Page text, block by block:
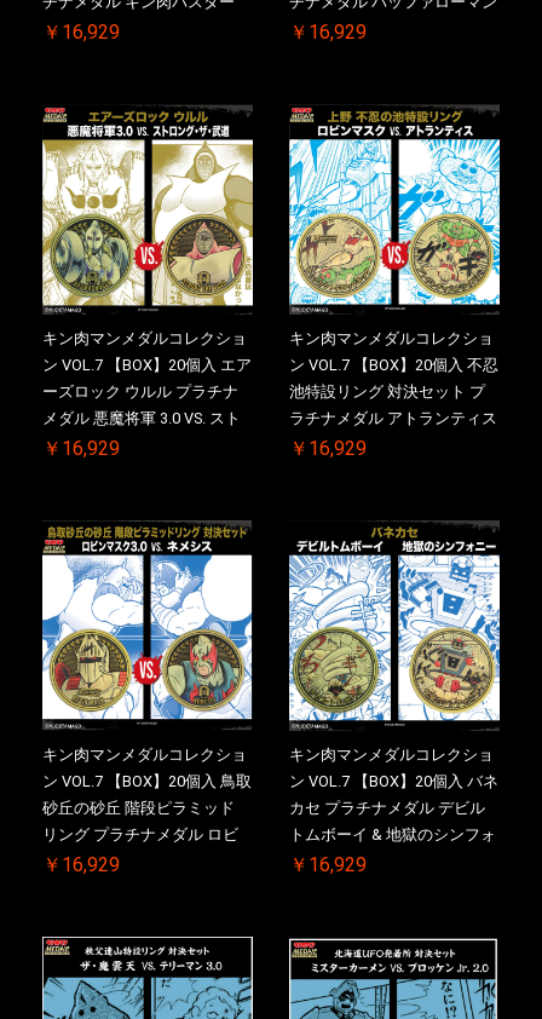
VS. キン肉バスターやぶり ケ
【二次受注分】2026/10/30 一
斉出荷予定
￥16,929
2.0 顎髭 Ver. VS. 光の矢 ケー
【二次受注分】2026/10/30 一
斉出荷予定
￥16,929
キン肉マンメダルコレクショ
ン VOL.7 【BOX】20個入 エア
ーズロック ウルル プラチナ
メダル 悪魔将軍 3.0 VS. スト
ロング・ザ・武道【初回購入
2026/10/30 一斉出荷予定
￥16,929
キン肉マンメダルコレクショ
ン VOL.7 【BOX】20個入 不忍
池特設リング 対決セット プ
ラチナメダル アトランティス
ドライバー VS.ネックカット
メダル(非売品)付
￥16,929
キン肉マンメダルコレクショ
ン VOL.7 【BOX】20個入 鳥取
砂丘の砂丘 階段ピラミッド
リング プラチナメダル ロビ
ンマスク VS.ネメシス 【初回
2026/10/30 一斉出荷予定
￥16,929
キン肉マンメダルコレクショ
ン VOL.7 【BOX】20個入 バネ
カセ プラチナメダル デビル
トムボーイ & 地獄のシンフォ
ニー ケース付き【初回購入特
一斉出荷予定
￥16,929